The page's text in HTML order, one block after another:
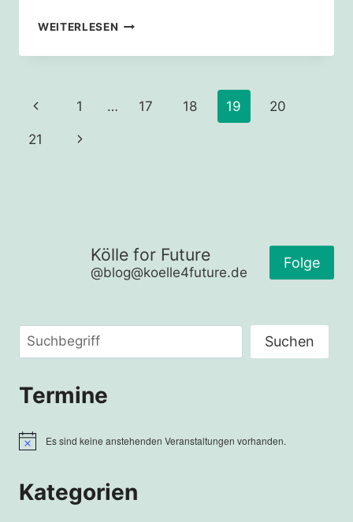
WEITERLESEN 20.09.24
FAHRRADDEMO
Seitennavigation
Vorherige
Seite
1 … 17 18 19 20
21
Nächste
Kölle for Future
@blog@koelle4future.de
Folge
Suchen Suchen
Termine
HinweisEs sind keine anstehenden Veranstaltungen vorhanden.
Kategorien